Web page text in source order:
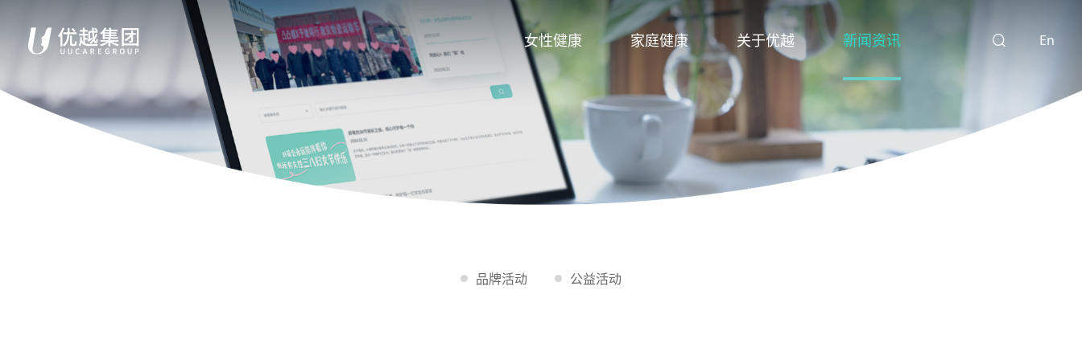
En
女性健康 家庭健康 关于优越 新闻资讯
品牌活动 公益活动